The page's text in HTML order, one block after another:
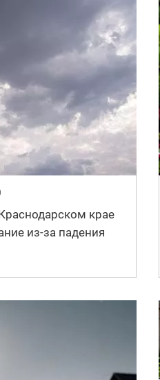
крае
из-за падения